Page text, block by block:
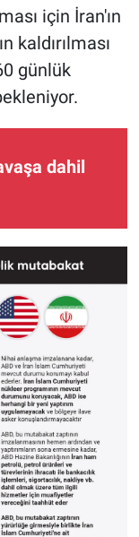
için İran'ın
kaldırılması
günlük
dahil